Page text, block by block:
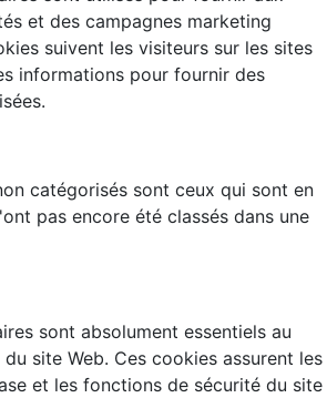
et des campagnes marketing
suivent les visiteurs sur les sites
informations pour fournir des
catégorisés sont ceux qui sont en
pas encore été classés dans une
sont absolument essentiels au
site Web. Ces cookies assurent les
et les fonctions de sécurité du site